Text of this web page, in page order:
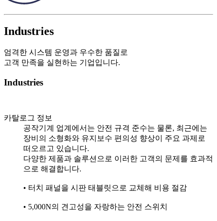
Industries
엄격한 시스템 운영과 우수한 품질로
고객 만족을 실현하는 기업입니다.
Industries
카탈로그 정보
공작기계 업계에서는 안전 규격 준수는 물론, 최근에는
장비의 소형화와 유지보수 편의성 향상이 주요 과제로
떠오르고 있습니다.
다양한 제품과 솔루션으로 이러한 고객의 문제를 효과적
으로 해결합니다.
• 터치 패널을 시판 태블릿으로 교체해 비용 절감
• 5,000N의 견고성을 자랑하는 안전 스위치